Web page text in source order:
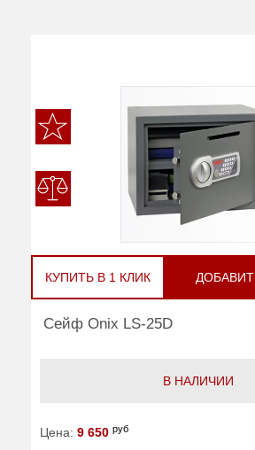
КУПИТЬ В 1 КЛИК
Сейф Onix LS-25D
В НАЛИЧИИ
Цена: 9 650 руб